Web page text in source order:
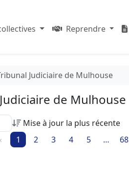
Reprendre
Judiciaire de Mulhouse
de Mulhouse
les résultats :
‹ 1 2 3 4 5 … 68